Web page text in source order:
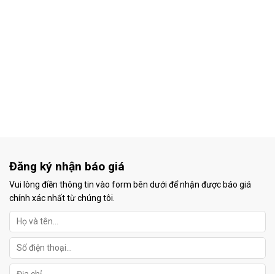
Đăng ký nhận báo giá
Vui lòng điền thông tin vào form bên dưới để nhận được báo giá
chính xác nhất từ chúng tôi.